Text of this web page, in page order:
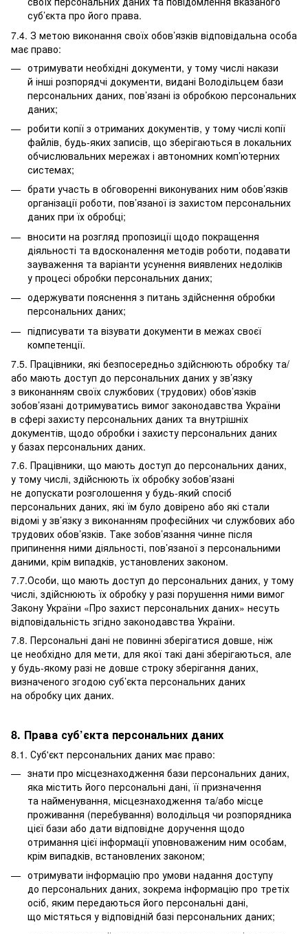
суб’єкта про його права.
7.4. З метою виконання своїх обов’язків відповідальна особа
має право:
отримувати необхідні документи, у тому числі накази
й інші розпорядчі документи, видані Володільцем бази
персональних даних, пов’язані із обробкою персональних
даних;
робити копії з отриманих документів, у тому числі копії
файлів, будь-яких записів, що зберігаються в локальних
обчислювальних мережах і автономних комп’ютерних
системах;
брати участь в обговоренні виконуваних ним обов’язків
організації роботи, пов’язаної із захистом персональних
даних при їх обробці;
вносити на розгляд пропозиції щодо покращення
діяльності та вдосконалення методів роботи, подавати
зауваження та варіанти усунення виявлених недоліків
у процесі обробки персональних даних;
одержувати пояснення з питань здійснення обробки
персональних даних;
підписувати та візувати документи в межах своєї
компетенції.
7.5. Працівники, які безпосередньо здійснюють обробку та/
або мають доступ до персональних даних у зв’язку
з виконанням своїх службових (трудових) обов’язків
зобов’язані дотримуватись вимог законодавства України
в сфері захисту персональних даних та внутрішніх
документів, щодо обробки і захисту персональних даних
у базах персональних даних.
7.6. Працівники, що мають доступ до персональних даних,
у тому числі, здійснюють їх обробку зобов’язані
не допускати розголошення у будь-який спосіб
персональних даних, які їм було довірено або які стали
відомі у зв’язку з виконанням професійних чи службових або
трудових обов’язків. Таке зобов’язання чинне після
припинення ними діяльності, пов’язаної з персональними
даними, крім випадків, установлених законом.
7.7.Особи, що мають доступ до персональних даних, у тому
числі, здійснюють їх обробку у разі порушення ними вимог
Закону України «Про захист персональних даних» несуть
відповідальність згідно законодавства України.
7.8. Персональні дані не повинні зберігатися довше, ніж
це необхідно для мети, для якої такі дані зберігаються, але
у будь-якому разі не довше строку зберігання даних,
визначеного згодою суб’єкта персональних даних
на обробку цих даних.
8. Права суб’єкта персональних даних
8.1. Суб'єкт персональних даних має право:
знати про місцезнаходження бази персональних даних,
яка містить його персональні дані, її призначення
та найменування, місцезнаходження та/або місце
проживання (перебування) володільця чи розпорядника
цієї бази або дати відповідне доручення щодо
отримання цієї інформації уповноваженим ним особам,
крім випадків, встановлених законом;
отримувати інформацію про умови надання доступу
до персональних даних, зокрема інформацію про третіх
осіб, яким передаються його персональні дані,
що містяться у відповідній базі персональних даних;